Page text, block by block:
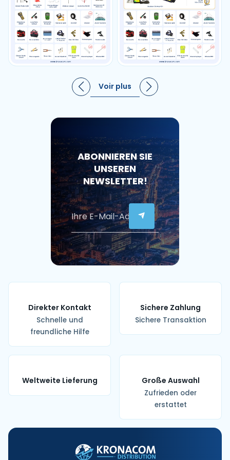
Voir plus
ABONNIEREN SIE
UNSEREN
NEWSLETTER!
Direkter Kontakt
Schnelle und
freundliche Hilfe
Sichere Zahlung
Sichere Transaktion
Weltweite Lieferung Große Auswahl
Zufrieden oder
erstattet